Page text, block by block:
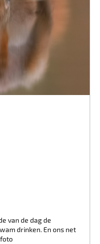
van de dag de
drinken. En ons net